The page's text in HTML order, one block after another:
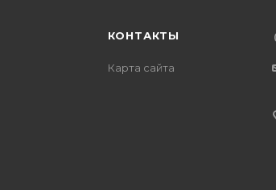
КОНТАКТЫ
Карта сайта